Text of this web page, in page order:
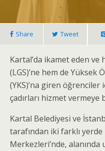
Share Tweet
Kartal’da ikamet eden ve
(LGS)’ne hem de Yüksek
(YKS)’na giren öğrenciler
çadırları hizmet vermeye
Kartal Belediyesi ve
tarafından iki farklı
Merkezleri’nde, alanında